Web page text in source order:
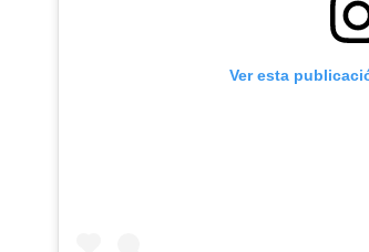
Ver esta